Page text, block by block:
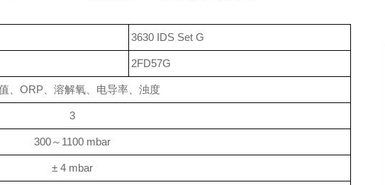
3630 IDS Set G
2FD57G
、ORP、溶解氧、电导率、浊度
3
300～1100 mbar
± 4 mbar